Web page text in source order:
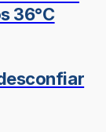
36°C